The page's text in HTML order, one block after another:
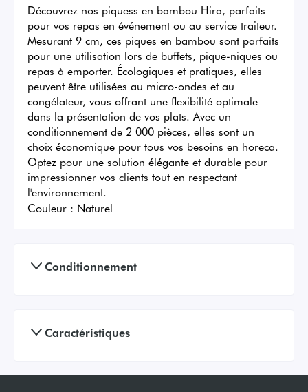
Découvrez nos piquess en bambou Hira, parfaits
pour vos repas en événement ou au service traiteur.
Mesurant 9 cm, ces piques en bambou sont parfaits
pour une utilisation lors de buffets, pique-niques ou
repas à emporter. Écologiques et pratiques, elles
peuvent être utilisées au micro-ondes et au
congélateur, vous offrant une flexibilité optimale
dans la présentation de vos plats. Avec un
conditionnement de 2 000 pièces, elles sont un
choix économique pour tous vos besoins en horeca.
Optez pour une solution élégante et durable pour
impressionner vos clients tout en respectant
l'environnement.
Couleur : Naturel
Conditionnement
Caractéristiques